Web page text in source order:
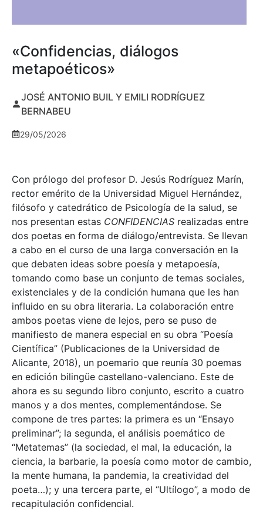
«Confidencias, diálogos
metapoéticos»
JOSÉ ANTONIO BUIL Y EMILI RODRÍGUEZ
BERNABEU
29/05/2026
Con prólogo del profesor D. Jesús Rodríguez Marín,
rector emérito de la Universidad Miguel Hernández,
filósofo y catedrático de Psicología de la salud, se
nos presentan estas CONFIDENCIAS realizadas entre
dos poetas en forma de diálogo/entrevista. Se llevan
a cabo en el curso de una larga conversación en la
que debaten ideas sobre poesía y metapoesía,
tomando como base un conjunto de temas sociales,
existenciales y de la condición humana que les han
influido en su obra literaria. La colaboración entre
ambos poetas viene de lejos, pero se puso de
manifiesto de manera especial en su obra “Poesía
Científica” (Publicaciones de la Universidad de
Alicante, 2018), un poemario que reunía 30 poemas
en edición bilingüe castellano-valenciano. Este de
ahora es su segundo libro conjunto, escrito a cuatro
manos y a dos mentes, complementándose. Se
compone de tres partes: la primera es un “Ensayo
preliminar”; la segunda, el análisis poemático de
“Metatemas” (la sociedad, el mal, la educación, la
ciencia, la barbarie, la poesía como motor de cambio,
la mente humana, la pandemia, la creatividad del
poeta…); y una tercera parte, el “Ultílogo”, a modo de
recapitulación confidencial.